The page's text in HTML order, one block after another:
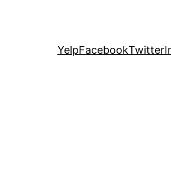
YelpFacebookTwitter